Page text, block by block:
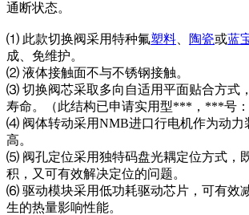
通断状态。
⑴ 此款切换阀采用特种氟塑料 陶瓷或蓝
成、免维护。
⑵ 液体接触面不与不锈钢接触。
⑶ 切换阀芯采取多向自适用平面贴合方式
寿命。（此结构已申请实用型***，***号：
⑷ 阀体转动采用NMB进口行电机作为动力
高。
⑸ 阀孔定位采用独特码盘光耦定位方式，
积，又可有效解决定位的问题。
⑹ 驱动模块采用低功耗驱动芯片，可有效
生的热量影响性能。